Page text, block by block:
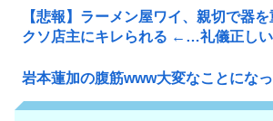
【悲報】ラーメン屋ワイ、親切で器
クソ店主にキレられる ←…礼儀正し
岩本蓮加の腹筋www大変なことにな